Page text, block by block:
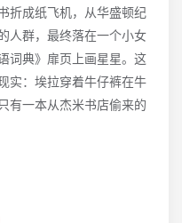
折成纸飞机，从华盛顿纪
人群，最终落在一个小女
典》扉页上画星星。这
实：埃拉穿着牛仔裤在牛
有一本从杰米书店偷来的